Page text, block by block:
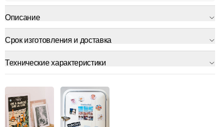
Описание
Срок изготовления и доставка
Технические характеристики